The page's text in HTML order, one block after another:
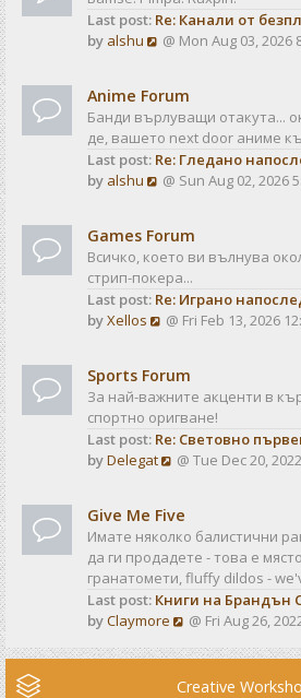
s
t
p
s
h
e
e
s
t
p
s
t
Last post: Re: Канали от
by alshu
V
w
t
h
e
e
s
t
p
o
t
@ Mon Aug 03, 2026
Anime Forum
Банди върлуващи отакута...
де, вашето next door аниме
Last post: Re: Гледано
by alshu
V
w
t
h
e
l
e
s
t
p
o
t
@ Sun Aug 02, 2026
Games Forum
Всичко, което ви вълнува
стрип-покера...
Last post: Re: Играно
byXellos
V
w
t
h
e
l
t
e
s
t
p
o
s
t
@ Fri Feb 13, 2026
Sports Forum
За най-важните акценти в
спортно оригване!
Last post: Re: Световно
byDelegat
V
w
t
h
e
l
a
t
s
@ Tue Dec 20,
Give Me Five
Имате няколко балистични
да ги продадете - това е
гранатомети, fluffy dildos -
Last post: Книги на Брандън
byClaymore
V
e
w
@ Fri Aug 26,
Creative